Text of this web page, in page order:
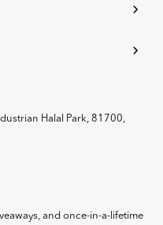
Halal Park, 81700,
and once-in-a-lifetime